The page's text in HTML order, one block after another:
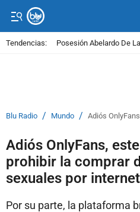
Tendencias: Posesión Abelardo De
Blu Radio / Mundo / Adiós
Adiós OnlyFans,
prohibir la comprar
sexuales por internet
Por su parte, la plataforma